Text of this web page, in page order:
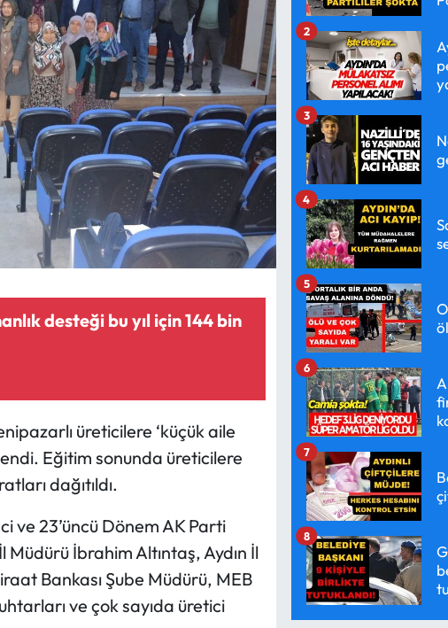
desteği bu yıl için 144 bin
üreticilere ‘küçük aile
Eğitim sonunda üreticilere
dağıtıldı.
ve 23’üncü Dönem AK Parti
İbrahim Altıntaş, Aydın İl
Bankası Şube Müdürü, MEB
ve çok sayıda üretici
2
3
4
5
6
7
8